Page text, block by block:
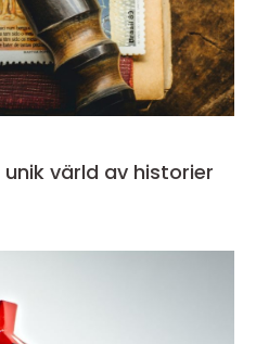
värld av historier